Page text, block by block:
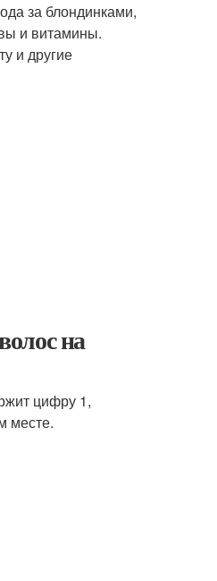
за блондинками,
и витамины.
и другие
на
цифру 1,
месте.